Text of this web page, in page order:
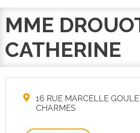
MME
CATHERINE
16 RUE MARCELLE
CHARMES